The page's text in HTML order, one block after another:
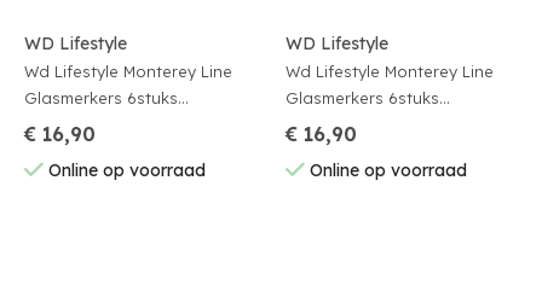
WD Lifestyle
Wd Lifestyle Monterey Line
Glasmerkers 6stuks
Assortiment Fruit
€ 16,90
Online op voorraad
WD Lifestyle
Wd Lifestyle Monterey Line
Glasmerkers 6stuks
Assortiment Marine
€ 16,90
Online op voorraad